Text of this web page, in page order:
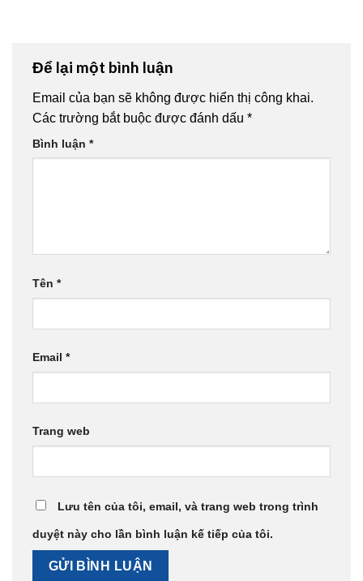
Để lại một bình luận
Email của bạn sẽ không được hiển thị công khai.
Các trường bắt buộc được đánh dấu *
Bình luận *
Tên *
Email *
Trang web
Lưu tên của tôi, email, và trang web trong trình
duyệt này cho lần bình luận kế tiếp của tôi.